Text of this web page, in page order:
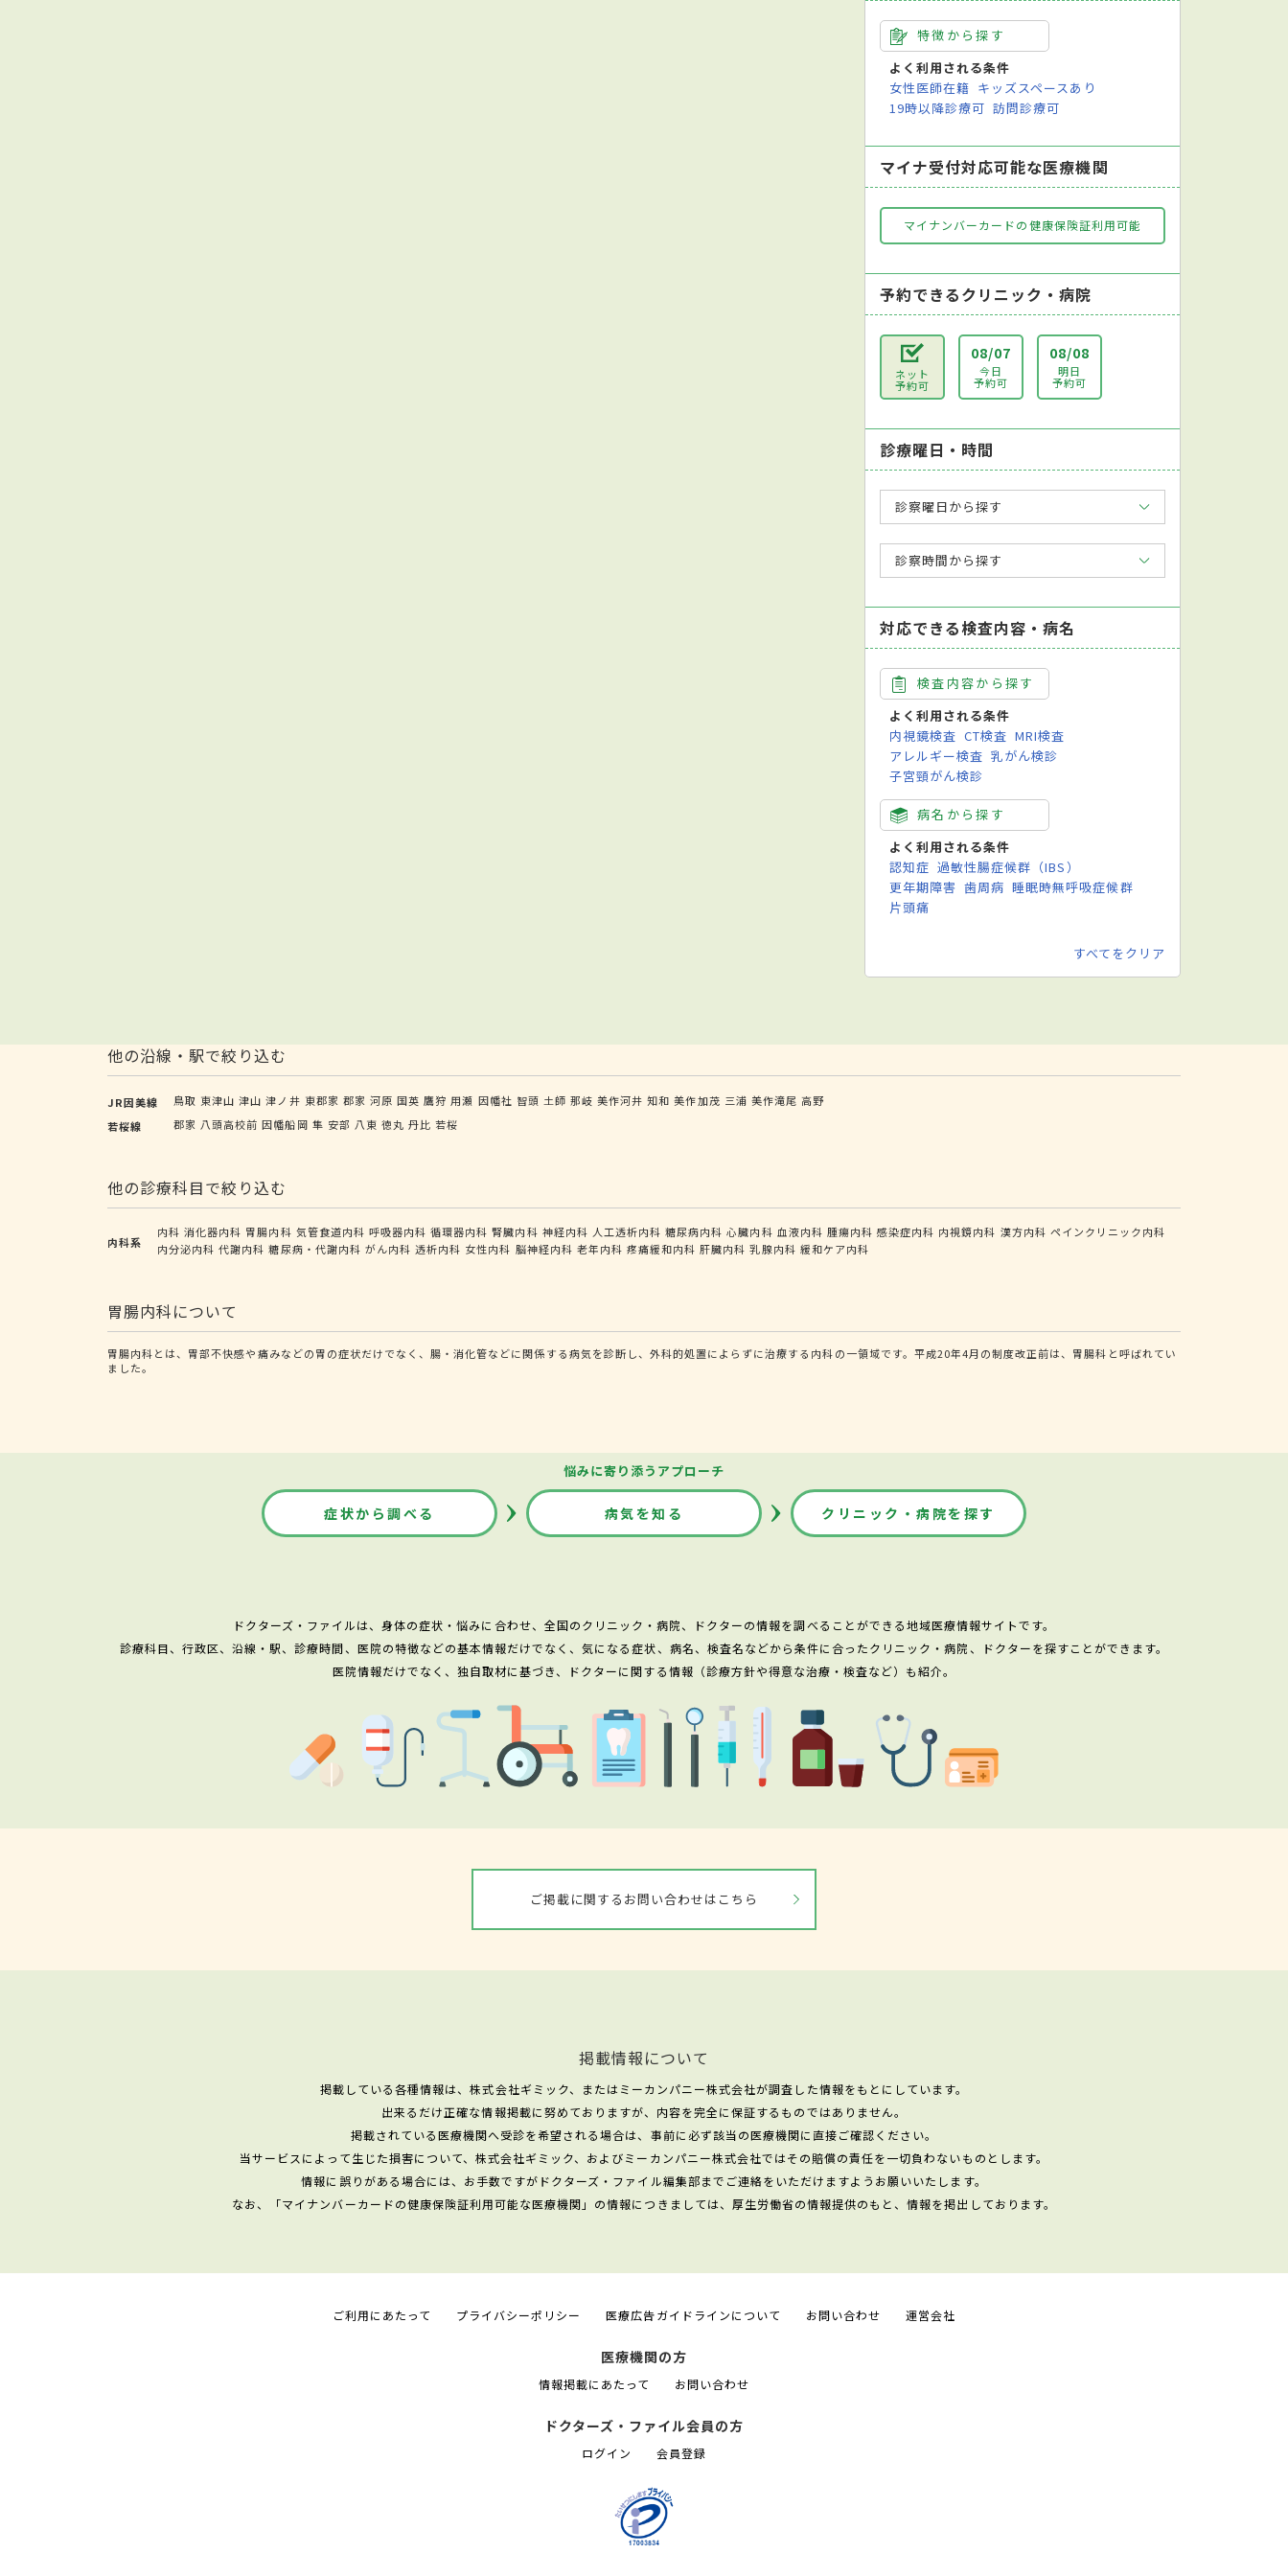
特徴から探す
よく利用される条件
女性医師在籍 キッズスペースあり
19時以降診療可 訪問診療可
マイナ受付対応可能な医療機関
マイナンバーカードの健康保険証利用可能
予約できるクリニック・病院
ネット
予約可
08/07
今日
予約可
08/08
明日
予約可
診療曜日・時間
診察曜日から探す
診察時間から探す
対応できる検査内容・病名
検査内容から探す
よく利用される条件
内視鏡検査 CT検査 MRI検査
アレルギー検査 乳がん検診
子宮頸がん検診
病名から探す
よく利用される条件
認知症 過敏性腸症候群（IBS）
更年期障害 歯周病 睡眠時無呼吸症候群
片頭痛
すべてをクリア
他の沿線・駅で絞り込む
JR因美線 鳥取 東津山 津山 津ノ井 東郡家 郡家 河原 国英 鷹狩 用瀬 因幡社 智頭 土師 那岐 美作河井 知和 美作加茂 三浦 美作滝尾 高野
若桜線
郡家 八頭高校前 因幡船岡 隼 安部 八東 徳丸 丹比 若桜
他の診療科目で絞り込む
内科系
内科 消化器内科 胃腸内科 気管食道内科 呼吸器内科 循環器内科 腎臓内科 神経内科 人工透析内科 糖尿病内科 心臓内科 血液内科 腫瘍内科 感染症内科 内視鏡内科 漢方内科 ペインクリニック内科
内分泌内科 代謝内科 糖尿病・代謝内科 がん内科 透析内科 女性内科 脳神経内科 老年内科 疼痛緩和内科 肝臓内科 乳腺内科 緩和ケア内科
胃腸内科について
胃腸内科とは、胃部不快感や痛みなどの胃の症状だけでなく、腸・消化管などに関係する病気を診断し、外科的処置によらずに治療する内科の一領域です。平成20年4月の制度改正前は、胃腸科と呼ばれてい
ました。
悩みに寄り添うアプローチ
症状から調べる 病気を知る クリニック・病院を探す
ドクターズ・ファイルは、身体の症状・悩みに合わせ、全国のクリニック・病院、ドクターの情報を調べることができる地域医療情報サイトです。
診療科目、行政区、沿線・駅、診療時間、医院の特徴などの基本情報だけでなく、気になる症状、病名、検査名などから条件に合ったクリニック・病院、ドクターを探すことができます。
医院情報だけでなく、独自取材に基づき、ドクターに関する情報（診療方針や得意な治療・検査など）も紹介。
ご掲載に関するお問い合わせはこちら
掲載情報について
掲載している各種情報は、株式会社ギミック、またはミーカンパニー株式会社が調査した情報をもとにしています。
出来るだけ正確な情報掲載に努めておりますが、内容を完全に保証するものではありません。
掲載されている医療機関へ受診を希望される場合は、事前に必ず該当の医療機関に直接ご確認ください。
当サービスによって生じた損害について、株式会社ギミック、およびミーカンパニー株式会社ではその賠償の責任を一切負わないものとします。
情報に誤りがある場合には、お手数ですがドクターズ・ファイル編集部までご連絡をいただけますようお願いいたします。
なお、「マイナンバーカードの健康保険証利用可能な医療機関」の情報につきましては、厚生労働省の情報提供のもと、情報を掲出しております。
ご利用にあたって プライバシーポリシー 医療広告ガイドラインについて お問い合わせ 運営会社
医療機関の方
情報掲載にあたって お問い合わせ
ドクターズ・ファイル会員の方
ログイン 会員登録